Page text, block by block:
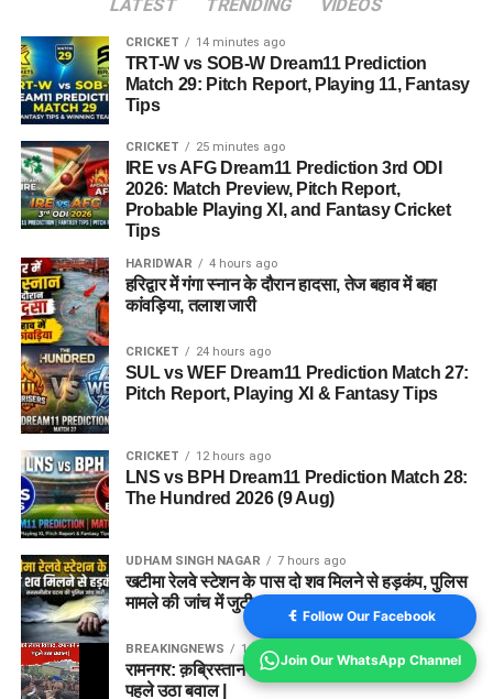
LATEST TRENDING VIDEOS
CRICKET 14 minutes ago
TRT-W vs SOB-W Dream11 Prediction
Match 29: Pitch Report, Playing 11, Fantasy
Tips
CRICKET 25 minutes ago
IRE vs AFG Dream11 Prediction 3rd ODI
2026: Match Preview, Pitch Report,
Probable Playing XI, and Fantasy Cricket
Tips
HARIDWAR 4 hours ago
हरिद्वार में गंगा स्नान के दौरान हादसा, तेज बहाव में बहा
कांवड़िया, तलाश जारी
CRICKET 24 hours ago
SUL vs WEF Dream11 Prediction Match 27:
Pitch Report, Playing XI & Fantasy Tips
CRICKET 12 hours ago
LNS vs BPH Dream11 Prediction Match 28:
The Hundred 2026 (9 Aug)
UDHAM SINGH NAGAR 7 hours ago
खटीमा रेलवे स्टेशन के पास दो शव मिलने से हड़कंप, पुलिस
मामले की जांच में जुटी
BREAKINGNEWS 1 year ago
रामनगर: क़ब्रिस्तान की ज़मीन को लेकर विवाद, दफनाने से
पहले उठा बवाल |
Follow Our Facebook
Join Our WhatsApp Channel